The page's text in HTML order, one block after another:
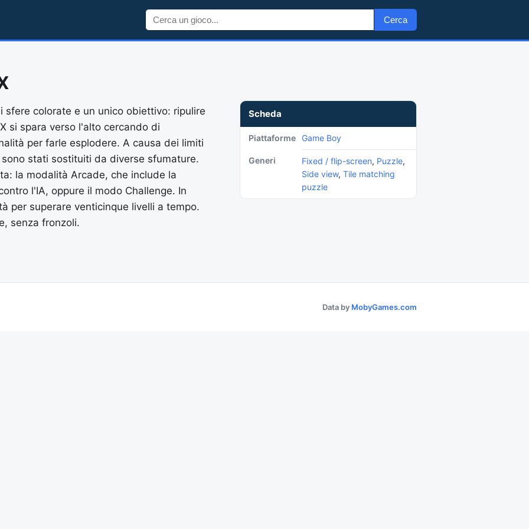
Cerca
Scheda
Piattaforme Game Boy
Generi Fixed / flip-screen, Puzzle,
Side view, Tile matching
puzzle
sfere colorate e un unico obiettivo: ripulire
si spara verso l'alto cercando di
per farle esplodere. A causa dei limiti
stati sostituiti da diverse sfumature.
la modalità Arcade, che include la
l'IA, oppure il modo Challenge. In
per superare venticinque livelli a tempo.
senza fronzoli.
Data by MobyGames.com